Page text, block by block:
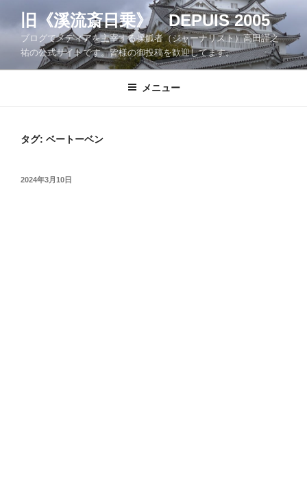
ツ
旧《溪流斎日乗》 DEPUIS 2005
ブログでメディアを主宰する操觚者（ジャーナリスト）高田謹之
祐の公式サイトです。皆様の御投稿を歓迎してます。
メニュー
タグ: ベートーベン
投
2024年3月10日